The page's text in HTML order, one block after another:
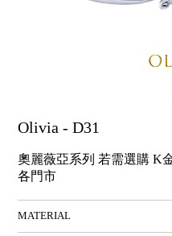
Olivia - D31
奧麗薇亞系列 若需選購 K
各門市
MATERIAL